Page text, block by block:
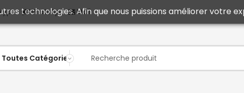
WhatsApp Mail
technologies. Afin que nous puissions améliorer votre